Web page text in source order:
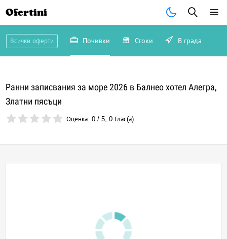
Ofertini
Всички оферти Почивки Стоки В града
Ранни записвания за море 2026 в Балнео хотел Алегра,
Златни пясъци
Оценка:0 /5,0 Глас(а)